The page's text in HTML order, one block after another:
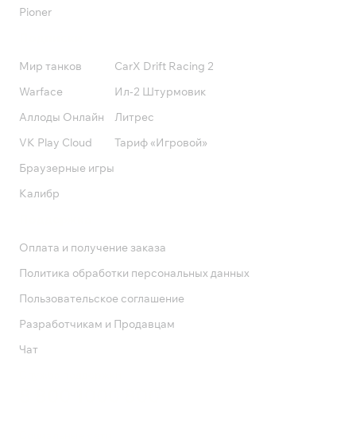
Pioner
Мир танков
Warface
Аллоды Онлайн
VK Play Cloud
Браузерные игры
Калибр
CarX Drift Racing 2
Ил-2 Штурмовик
Литрес
Тариф «Игровой»
Оплата и получение заказа
Политика обработки персональных данных
Пользовательское соглашение
Разработчикам и Продавцам
Чат